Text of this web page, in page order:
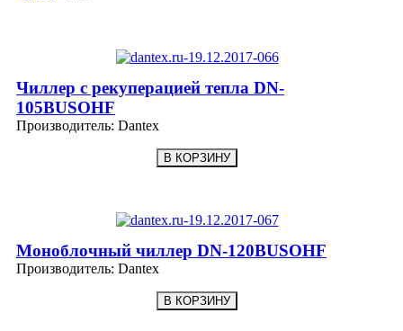
Чиллер с рекуперацией тепла DN-
105BUSOHF
Производитель: Dantex
Моноблочный чиллер DN-120BUSOHF
Производитель: Dantex